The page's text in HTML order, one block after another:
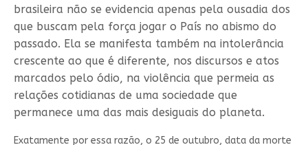
brasileira não se evidencia apenas pela ousadia dos
que buscam pela força jogar o País no abismo do
passado. Ela se manifesta também na intolerância
crescente ao que é diferente, nos discursos e atos
marcados pelo ódio, na violência que permeia as
relações cotidianas de uma sociedade que
permanece uma das mais desiguais do planeta.
Exatamente por essa razão, o 25 de outubro, data da morte